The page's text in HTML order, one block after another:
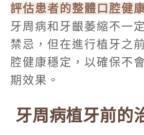
評估患者的整體口腔健
牙周病和牙齦萎縮不一
禁忌，但在進行植牙之
腔健康穩定，以確保不會
期效果。
牙周病植牙前的